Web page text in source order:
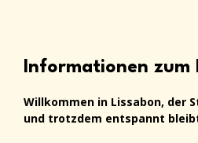
Informationen zum
Willkommen in Lissabon, der
und trotzdem entspannt